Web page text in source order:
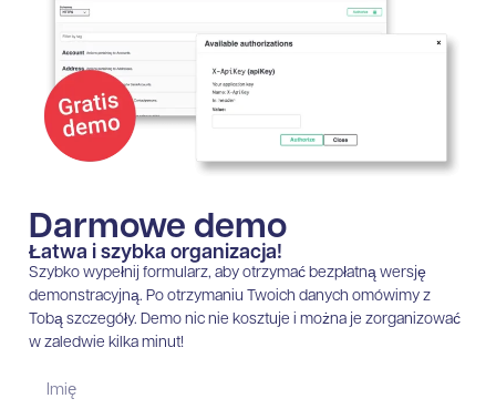
Darmowe demo
Łatwa i szybka organizacja!
Szybko wypełnij formularz, aby otrzymać bezpłatną wersję
demonstracyjną. Po otrzymaniu Twoich danych omówimy z
Tobą szczegóły. Demo nic nie kosztuje i można je zorganizować
w zaledwie kilka minut!